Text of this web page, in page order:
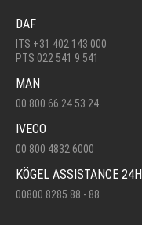
DAF
ITS +31 402 143 000
PTS 022 541 9 541
MAN
00 800 66 24 53 24
IVECO
00 800 4832 6000
KÖGEL ASSISTANCE 24H
00800 8285 88 - 88